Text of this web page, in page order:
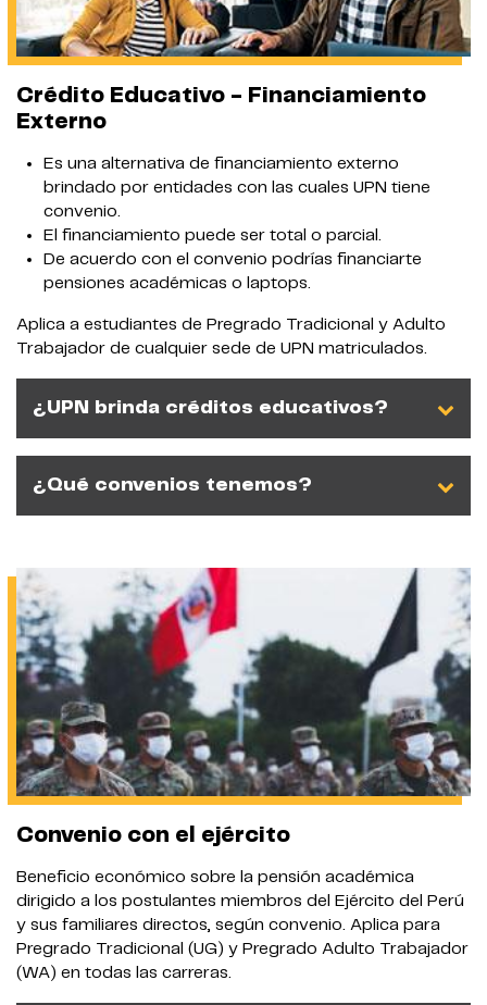
Crédito Educativo - Financiamiento
Externo
Es una alternativa de financiamiento externo
brindado por entidades con las cuales UPN tiene
convenio.
El financiamiento puede ser total o parcial.
De acuerdo con el convenio podrías financiarte
pensiones académicas o laptops.
Aplica a estudiantes de Pregrado Tradicional y Adulto
Trabajador de cualquier sede de UPN matriculados.
¿UPN brinda créditos educativos?
¿Qué convenios tenemos?
Convenio con el ejército
Beneficio económico sobre la pensión académica
dirigido a los postulantes miembros del Ejército del Perú
y sus familiares directos, según convenio. Aplica para
Pregrado Tradicional (UG) y Pregrado Adulto Trabajador
(WA) en todas las carreras.